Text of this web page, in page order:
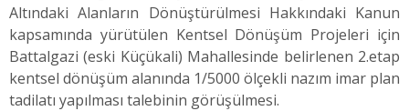
Altındaki Alanların Dönüştürülmesi Hakkındaki Kanun
kapsamında yürütülen Kentsel Dönüşüm Projeleri için
Battalgazi (eski Küçükali) Mahallesinde belirlenen 2.etap
kentsel dönüşüm alanında 1/5000 ölçekli nazım imar plan
tadilatı yapılması talebinin görüşülmesi.